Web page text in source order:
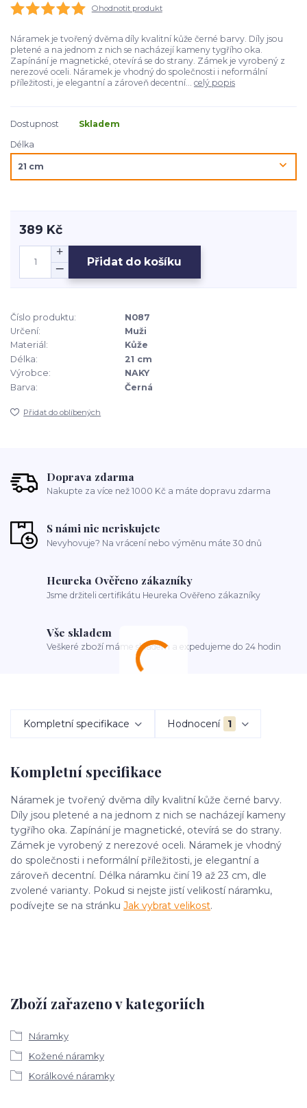
Ohodnotit produkt
Náramek je tvořený dvěma díly kvalitní kůže černé barvy. Díly jsou
pletené a na jednom z nich se nacházejí kameny tygřího oka.
Zapínání je magnetické, otevírá se do strany. Zámek je vyrobený z
nerezové oceli. Náramek je vhodný do společnosti i neformální
příležitosti, je elegantní a zároveň decentní... celý popis
Dostupnost
Skladem
Délka
389 Kč
Přidat do košíku
Číslo produktu:
N087
Určení:
Muži
Materiál:
Kůže
Délka:
21 cm
Výrobce:
NAKY
Barva:
Černá
Přidat do oblíbených
Doprava zdarma
Nakupte za více než 1000 Kč a máte dopravu zdarma
S námi nic neriskujete
Nevyhovuje? Na vrácení nebo výměnu máte 30 dnů
Heureka Ověřeno zákazníky
Jsme držiteli certifikátu Heureka Ověřeno zákazníky
Vše skladem
Veškeré zboží máme skladem a expedujeme do 24 hodin
Kompletní specifikace Hodnocení 1
Kompletní specifikace
Náramek je tvořený dvěma díly kvalitní kůže černé barvy.
Díly jsou pletené a na jednom z nich se nacházejí kameny
tygřího oka. Zapínání je magnetické, otevírá se do strany.
Zámek je vyrobený z nerezové oceli. Náramek je vhodný
do společnosti i neformální příležitosti, je elegantní a
zároveň decentní. Délka náramku činí 19 až 23 cm, dle
zvolené varianty. Pokud si nejste jistí velikostí náramku,
podívejte se na stránku Jak vybrat velikost.
Zboží zařazeno v kategoriích
Náramky
Kožené náramky
Korálkové náramky